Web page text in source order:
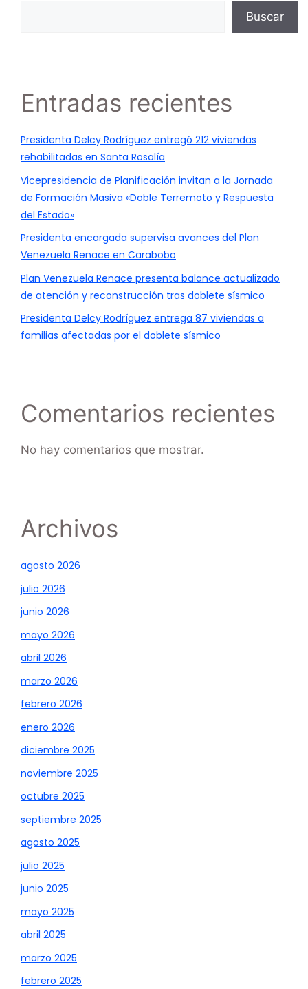
Buscar
Entradas recientes
Presidenta Delcy Rodríguez entregó 212 viviendas
rehabilitadas en Santa Rosalía
Vicepresidencia de Planificación invitan a la Jornada
de Formación Masiva «Doble Terremoto y Respuesta
del Estado»
Presidenta encargada supervisa avances del Plan
Venezuela Renace en Carabobo
Plan Venezuela Renace presenta balance actualizado
de atención y reconstrucción tras doblete sísmico
Presidenta Delcy Rodríguez entrega 87 viviendas a
familias afectadas por el doblete sísmico
Comentarios recientes
No hay comentarios que mostrar.
Archivos
agosto 2026
julio 2026
junio 2026
mayo 2026
abril 2026
marzo 2026
febrero 2026
enero 2026
diciembre 2025
noviembre 2025
octubre 2025
septiembre 2025
agosto 2025
julio 2025
junio 2025
mayo 2025
abril 2025
marzo 2025
febrero 2025